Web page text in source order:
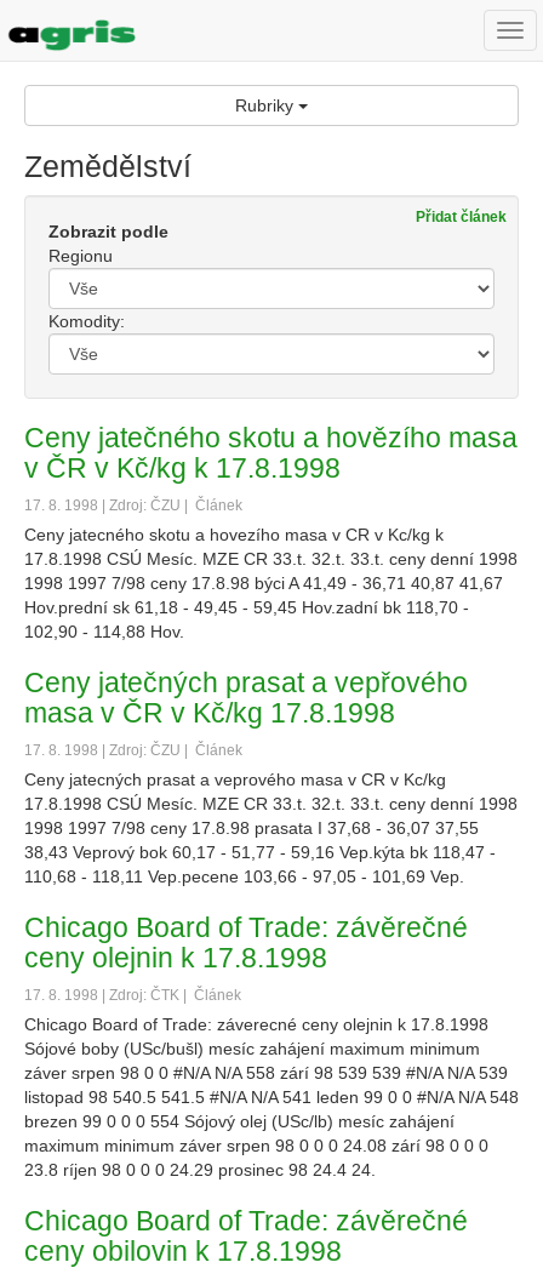
Rubriky
Zemědělství
Přidat článek
Zobrazit podle
Regionu
Komodity:
Ceny jatečného skotu a hovězího masa
v ČR v Kč/kg k 17.8.1998
17. 8. 1998 | Zdroj: ČZU | Článek
Ceny jatecného skotu a hovezího masa v CR v Kc/kg k
17.8.1998 CSÚ Mesíc. MZE CR 33.t. 32.t. 33.t. ceny denní 1998
1998 1997 7/98 ceny 17.8.98 býci A 41,49 - 36,71 40,87 41,67
Hov.prední sk 61,18 - 49,45 - 59,45 Hov.zadní bk 118,70 -
102,90 - 114,88 Hov.
Ceny jatečných prasat a vepřového
masa v ČR v Kč/kg 17.8.1998
17. 8. 1998 | Zdroj: ČZU | Článek
Ceny jatecných prasat a veprového masa v CR v Kc/kg
17.8.1998 CSÚ Mesíc. MZE CR 33.t. 32.t. 33.t. ceny denní 1998
1998 1997 7/98 ceny 17.8.98 prasata I 37,68 - 36,07 37,55
38,43 Veprový bok 60,17 - 51,77 - 59,16 Vep.kýta bk 118,47 -
110,68 - 118,11 Vep.pecene 103,66 - 97,05 - 101,69 Vep.
Chicago Board of Trade: závěrečné
ceny olejnin k 17.8.1998
17. 8. 1998 | Zdroj: ČTK | Článek
Chicago Board of Trade: záverecné ceny olejnin k 17.8.1998
Sójové boby (USc/bušl) mesíc zahájení maximum minimum
záver srpen 98 0 0 #N/A N/A 558 zárí 98 539 539 #N/A N/A 539
listopad 98 540.5 541.5 #N/A N/A 541 leden 99 0 0 #N/A N/A 548
brezen 99 0 0 0 554 Sójový olej (USc/lb) mesíc zahájení
maximum minimum záver srpen 98 0 0 0 24.08 zárí 98 0 0 0
23.8 ríjen 98 0 0 0 24.29 prosinec 98 24.4 24.
Chicago Board of Trade: závěrečné
ceny obilovin k 17.8.1998